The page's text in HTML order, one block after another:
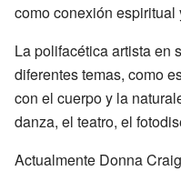
como conexión espiritual
La polifacética artista en
diferentes temas, como
con el cuerpo y la
danza, el teatro, el
Actualmente Donna